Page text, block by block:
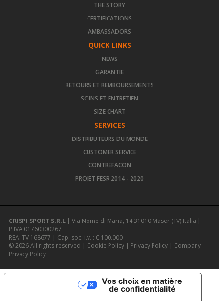
THE STORY
CERTIFICATIONS
AMBASSADORS
QUICK LINKS
NEWS
GARANTIE
RETOURS ET REMBOURSEMENTS
SOINS ET ENTRETIEN
SIZE CHART
SERVICES
DISTRIBUTEURS DU MONDE
CUSTOMER SERVICE
CONTREFACON
PROJET FESR 2014 - 2020
CRISPI SPORT S.R.L | Via Nome di Maria, 14 31010 Maser (TV) Italia |
P.IVA 01760300267
REA: TV 168677 | Cap. soc. i.v. : € 100.000
© 2026 All rights reserved | Cookie Policy | Privacy Policy | Company
Privacy Policy
Vos choix en matière
de confidentialité